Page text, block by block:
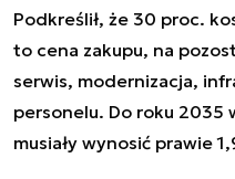
Podkreślił, że 30 proc.
to cena zakupu, na
serwis, modernizacja,
personelu. Do roku 2035
musiały wynosić prawie